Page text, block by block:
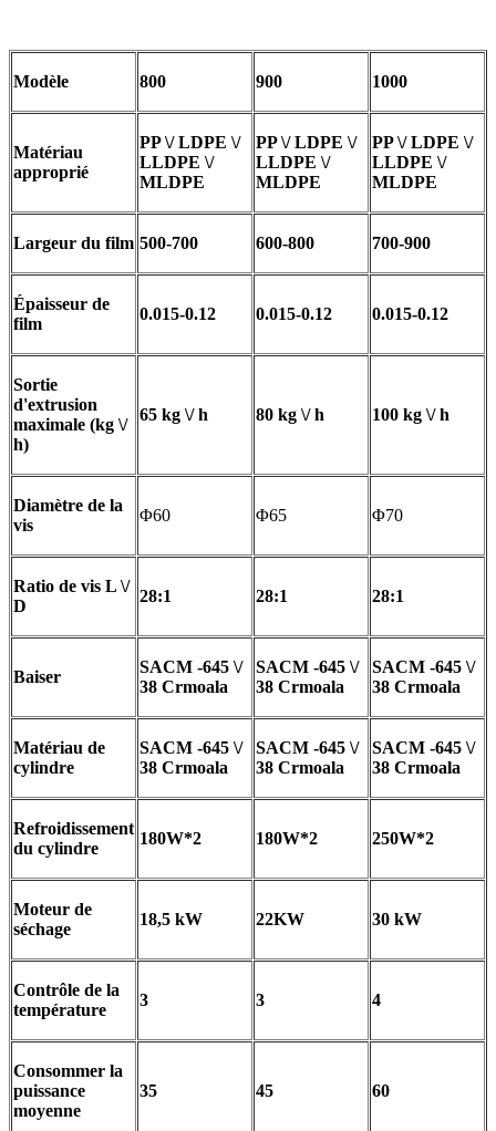
Modèle 800 900 1000
Matériau
approprié
PP \/ LDPE \/
LLDPE \/
MLDPE
PP \/ LDPE \/
LLDPE \/
MLDPE
PP \/ LDPE \/
LLDPE \/
MLDPE
Largeur du film 500-700 600-800 700-900
Épaisseur de
film
0.015-0.12 0.015-0.12 0.015-0.12
Sortie
d'extrusion
maximale (kg \/
h)
65 kg \/ h 80 kg \/ h 100 kg \/ h
Diamètre de la
vis
Φ60 Φ65 Φ70
Ratio de vis L \/
D
28:1 28:1 28:1
Baiser
SACM -645 \/
38 Crmoala
SACM -645 \/
38 Crmoala
SACM -645 \/
38 Crmoala
Matériau de
cylindre
SACM -645 \/
38 Crmoala
SACM -645 \/
38 Crmoala
SACM -645 \/
38 Crmoala
Refroidissement
du cylindre
180W*2 180W*2 250W*2
Moteur de
séchage
18,5 kW 22KW 30 kW
Contrôle de la
température
3 3 4
Consommer la
puissance
moyenne
35 45 60